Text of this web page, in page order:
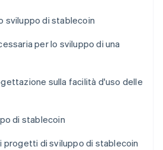
sviluppo di stablecoin
per lo sviluppo di una
sulla facilità d'uso delle
di stablecoin
progetti di sviluppo di stablecoin